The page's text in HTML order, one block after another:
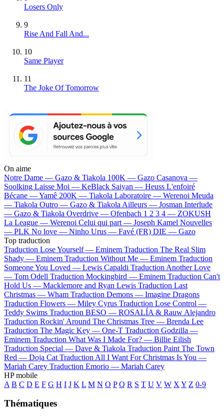
Losers Only
9
Rise And Fall And...
10
Same Player
11
The Joke Of Tomorrow
On aime
Notre Dame — Gazo & Tiakola 100K — Gazo Casanova —
Soolking Laisse Moi — KeBlack Saiyan — Heuss L'enfoiré
Bécane —Yamê 200K — Tiakola Laboratoire — Werenoi Meuda
— Tiakola Outro — Gazo & Tiakola Ailleurs — Josman Interlude
— Gazo & Tiakola Overdrive — Ofenbach 1 2 3 4 — ZOKUSH
La League — Werenoi Celui qui part — Joseph Kamel Nouvelles
— PLK No love — Ninho Urus — Favé (FR) DIE — Gazo
Top traduction
Traduction Lose Yourself — Eminem Traduction The Real Slim
Shady — Eminem Traduction Without Me — Eminem Traduction
Someone You Loved — Lewis Capaldi Traduction Another Love
— Tom Odell Traduction Mockingbird — Eminem Traduction Can't
Hold Us — Macklemore and Ryan Lewis Traduction Last
Christmas — Wham Traduction Demons — Imagine Dragons
Traduction Flowers — Miley Cyrus Traduction Lose Control —
Teddy Swims Traduction BESO — ROSALÍA & Rauw Alejandro
Traduction Rockin' Around The Christmas Tree — Brenda Lee
Traduction The Magic Key — One-T Traduction Godzilla —
Eminem Traduction What Was I Made For? — Billie Eilish
Traduction Special — Dave & Tiakola Traduction Paint The Town
Red — Doja Cat Traduction All I Want For Christmas Is You —
Mariah Carey Traduction Emorio — Mariah Carey
HP mobile
A B C D E F G H I J K L M N O P Q R S T U V W X Y Z 0-9
Thématiques